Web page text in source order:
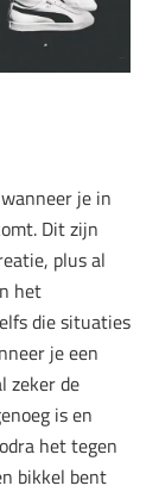
je in
Dit zijn
plus al
het
die situaties
je een
zeker de
is en
het tegen
bikkel bent